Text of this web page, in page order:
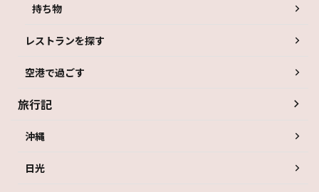
持ち物
レストランを探す
空港で過ごす
旅行記
沖縄
日光